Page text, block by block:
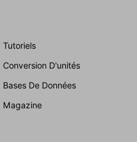
Tutoriels
Conversion D'unités
Bases De Données
Magazine